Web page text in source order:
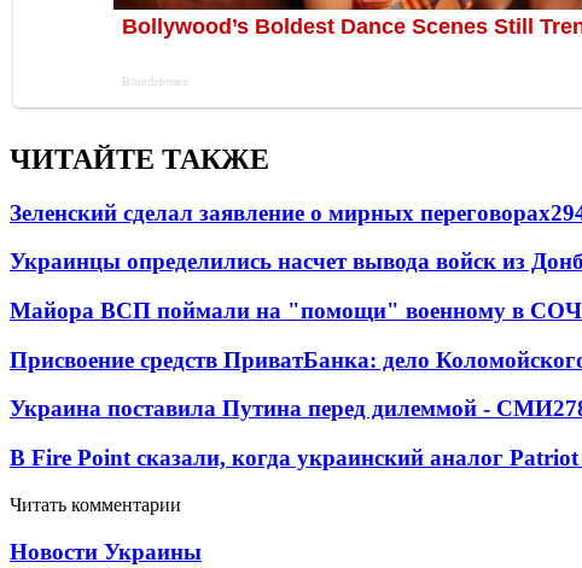
ЧИТАЙТЕ ТАКЖЕ
Зеленский сделал заявление о мирных переговорах
Украинцы определились насчет вывода войск из
Майора ВСП поймали на "помощи" военному в СОЧ
Присвоение средств ПриватБанка: дело
Украина поставила Путина перед дилеммой - СМИ
В Fire Point сказали, когда украинский аналог
Читать комментарии
Новости Украины